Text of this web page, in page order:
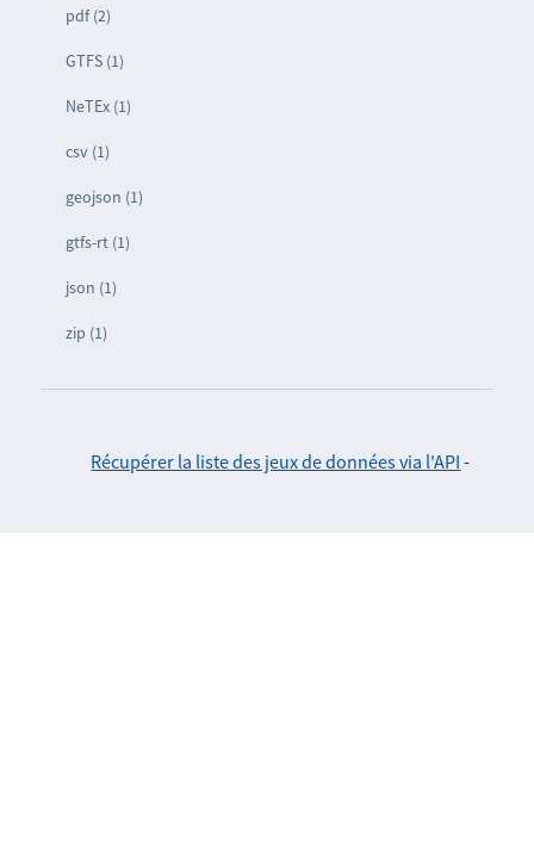
pdf (2)
GTFS (1)
NeTEx (1)
csv (1)
geojson (1)
gtfs-rt (1)
json (1)
zip (1)
Récupérer la liste des jeux de données via l'API -